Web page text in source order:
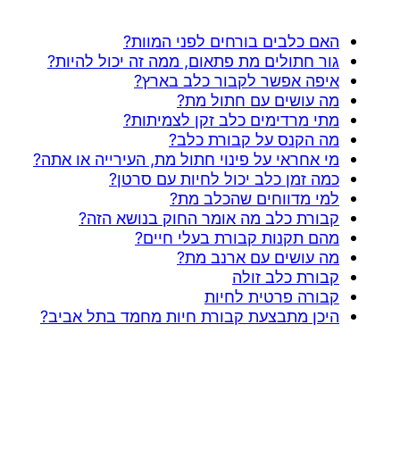
האם כלבים בורחים לפני המוות?
גור חתולים מת פתאום, ממה זה יכול להיות?
איפה אפשר לקבור כלב בארץ?
מה עושים עם חתול מת?
מתי מרדימים כלב זקן לצמיתות?
מה הקנס על קבורת כלב?
מי אחראי על פינוי חתול מת, העירייה או אתה?
כמה זמן כלב יכול לחיות עם סרטן?
למי מדווחים שהכלב מת?
קבורת כלב מה אומר החוק בנושא הזה?
מהם תקנות קבורת בעלי חיים?
מה עושים עם ארנב מת?
קבורת כלב זולה
קבורה פרטית לחיות
היכן מתבצעת קבורת חיות מחמד בתל אביב?